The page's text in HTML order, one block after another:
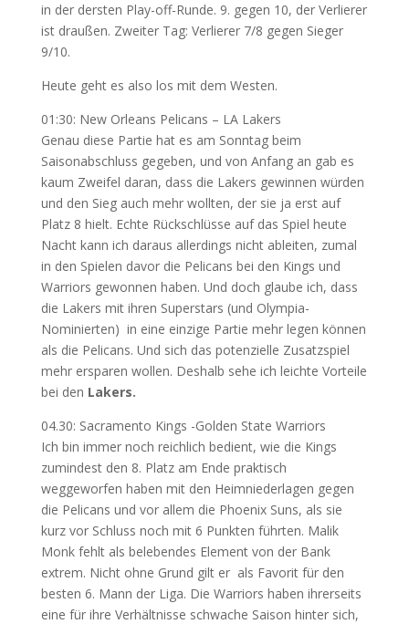
in der dersten Play-off-Runde. 9. gegen 10, der Verlierer
ist draußen. Zweiter Tag: Verlierer 7/8 gegen Sieger
9/10.
Heute geht es also los mit dem Westen.
01:30: New Orleans Pelicans – LA Lakers
Genau diese Partie hat es am Sonntag beim
Saisonabschluss gegeben, und von Anfang an gab es
kaum Zweifel daran, dass die Lakers gewinnen würden
und den Sieg auch mehr wollten, der sie ja erst auf
Platz 8 hielt. Echte Rückschlüsse auf das Spiel heute
Nacht kann ich daraus allerdings nicht ableiten, zumal
in den Spielen davor die Pelicans bei den Kings und
Warriors gewonnen haben. Und doch glaube ich, dass
die Lakers mit ihren Superstars (und Olympia-
Nominierten) in eine einzige Partie mehr legen können
als die Pelicans. Und sich das potenzielle Zusatzspiel
mehr ersparen wollen. Deshalb sehe ich leichte Vorteile
bei den Lakers.
04.30: Sacramento Kings -Golden State Warriors
Ich bin immer noch reichlich bedient, wie die Kings
zumindest den 8. Platz am Ende praktisch
weggeworfen haben mit den Heimniederlagen gegen
die Pelicans und vor allem die Phoenix Suns, als sie
kurz vor Schluss noch mit 6 Punkten führten. Malik
Monk fehlt als belebendes Element von der Bank
extrem. Nicht ohne Grund gilt er als Favorit für den
besten 6. Mann der Liga. Die Warriors haben ihrerseits
eine für ihre Verhältnisse schwache Saison hinter sich,